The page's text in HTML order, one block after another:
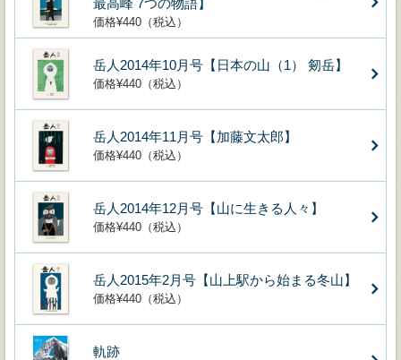
価格¥440（税込）
岳人2014年10月号【日本の山（1） 剱岳】
価格¥440（税込）
岳人2014年11月号【加藤文太郎】
価格¥440（税込）
岳人2014年12月号【山に生きる人々】
価格¥440（税込）
岳人2015年2月号【山上駅から始まる冬山】
価格¥440（税込）
軌跡